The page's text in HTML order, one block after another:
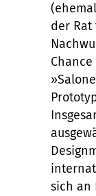
der Rat
sich an